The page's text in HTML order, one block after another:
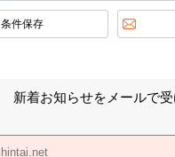
条件保存
新着お知らせをメールで